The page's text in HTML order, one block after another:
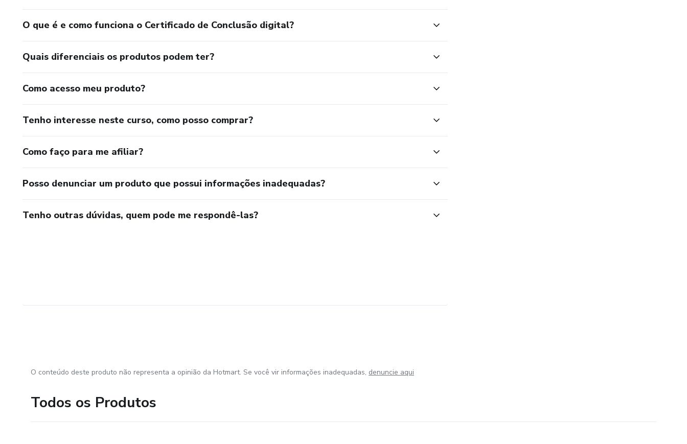
O que é e como funciona o Certificado de Conclusão digital?
Quais diferenciais os produtos podem ter?
Como acesso meu produto?
Tenho interesse neste curso, como posso comprar?
Como faço para me afiliar?
Posso denunciar um produto que possui informações inadequadas?
Tenho outras dúvidas, quem pode me respondê-las?
O conteúdo deste produto não representa a opinião da Hotmart. Se você vir informações inadequadas, denuncie aqui
Todos os Produtos